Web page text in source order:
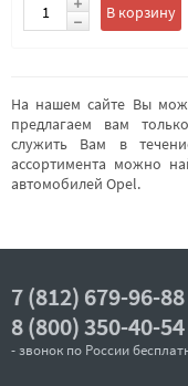
В корзину
На нашем сайте Вы
предлагаем вам
служить Вам в
ассортимента можно
автомобилей Opel.
7 (812) 679-96-88
8 (800) 350-40-54
- звонок по России